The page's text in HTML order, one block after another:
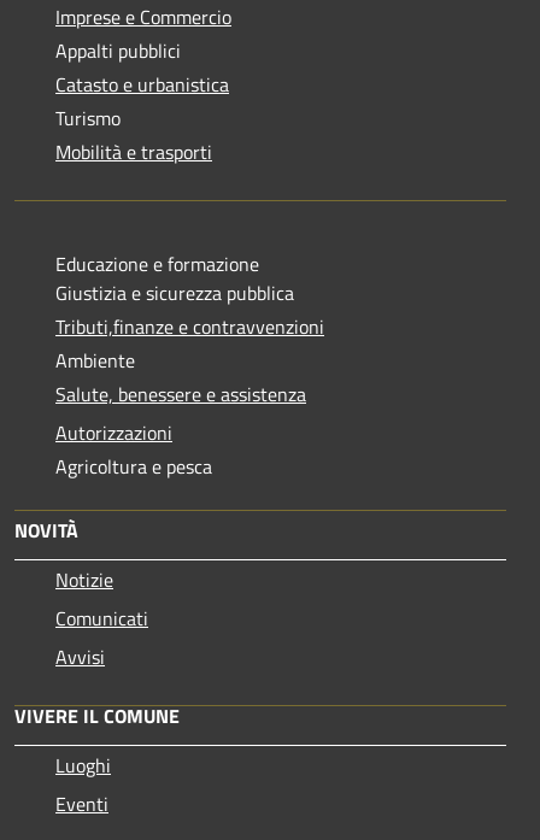
Imprese e Commercio
Appalti pubblici
Catasto e urbanistica
Turismo
Mobilità e trasporti
Educazione e formazione
Giustizia e sicurezza pubblica
Tributi,finanze e contravvenzioni
Ambiente
Salute, benessere e assistenza
Autorizzazioni
Agricoltura e pesca
NOVITÀ
Notizie
Comunicati
Avvisi
VIVERE IL COMUNE
Luoghi
Eventi